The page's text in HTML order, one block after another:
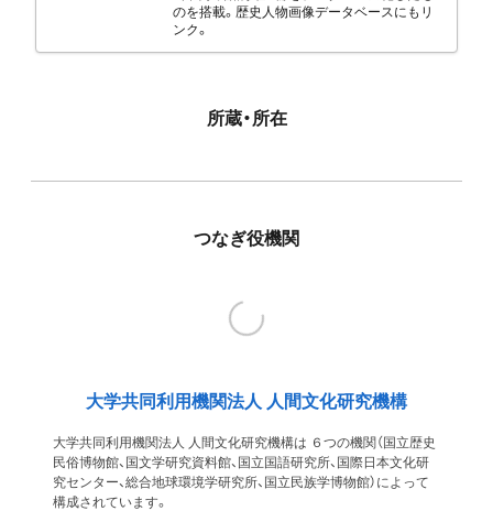
のを搭載。歴史人物画像データベースにもリ
ンク。
所蔵・所在
つなぎ役機関
大学共同利用機関法人 人間文化研究機構
大学共同利用機関法人 人間文化研究機構は ６つの機関（国立歴史
民俗博物館、国文学研究資料館、国立国語研究所、国際日本文化研
究センター、総合地球環境学研究所、国立民族学博物館）によって
構成されています。